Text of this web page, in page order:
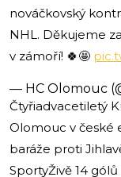
nováčkovský
NHL. Děkujeme
v zámoří! 🍀🤩
— HC Olomouc
Čtyřiadvacetiletý
Olomouc v české
baráže proti
SportyŽivě 14